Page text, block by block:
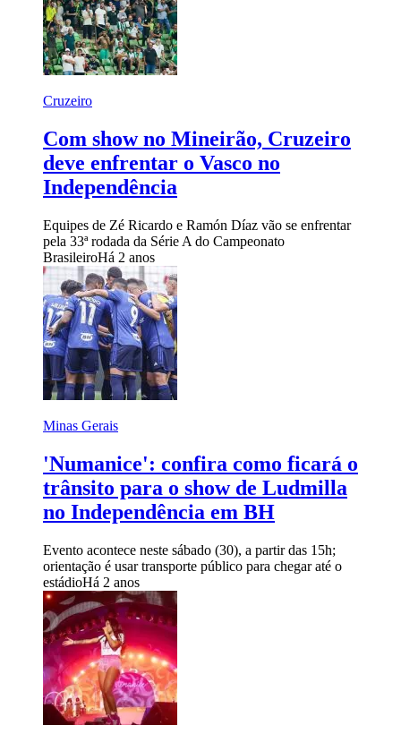
Cruzeiro
Com show no Mineirão, Cruzeiro
deve enfrentar o Vasco no
Independência
Equipes de Zé Ricardo e Ramón Díaz vão se enfrentar
pela 33ª rodada da Série A do Campeonato
BrasileiroHá 2 anos
Minas Gerais
'Numanice': confira como ficará o
trânsito para o show de Ludmilla
no Independência em BH
Evento acontece neste sábado (30), a partir das 15h;
orientação é usar transporte público para chegar até o
estádioHá 2 anos